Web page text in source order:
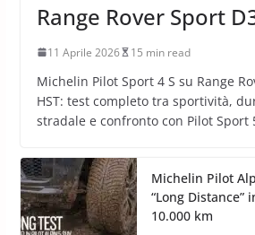
Range Rover Sport
11 Aprile 2026 15 min read
Michelin Pilot Sport 4 S su Range
HST: test completo tra sportività,
stradale e confronto con Pilot Sport
Michelin Pilot
“Long Distance”
10.000 km